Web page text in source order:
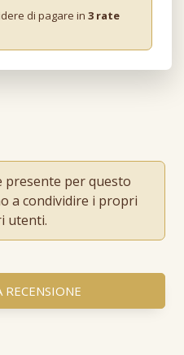
di pagare in 3 rate
presente per questo
a condividire i propri
utenti.
RECENSIONE